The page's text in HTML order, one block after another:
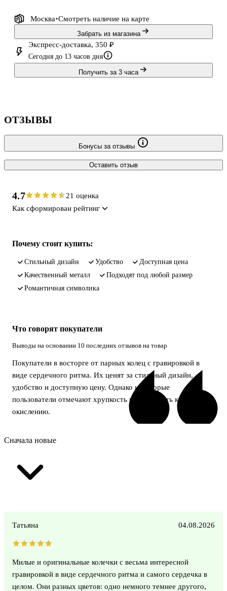
Москва Смотреть наличие на карте
Забрать из магазина
Экспресс-доставка, 350 ₽
Сегодня до 13 часов дня
Получить за 3 часа
ОТЗЫВЫ
Бонусы за отзывы
Оставить отзыв
4.7
21 оценка
Как сформирован рейтинг
Почему стоит купить:
стильный дизайн удобство
доступная цена
качественный металл
подходят под любой размер
романтичная символика
Что говорят покупатели
Выводы на основании 10 последних отзывов на товар
Покупатели в восторге от парных колец с гравировкой в
виде сердечного ритма. Их ценят за стильный дизайн,
удобство и доступную цену. Однако некоторые
пользователи отмечают хрупкость и склонность к
окислению.
Сначала новые
Татьяна 04.08.2026
Милые и оригинальные колечки с весьма интересной
гравировкой в виде сердечного ритма и самого сердечка в
целом. Они разных цветов: одно немного темнее другого,